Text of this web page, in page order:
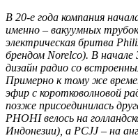
В 20-е года компания
именно – вакуумных
электрическая бритва
брендом Norelco). В
дизайн радио со
Примерно к тому же
эфир с коротковолновой
позже присоединилась
PHOHI велось на
Индонезии), а PCJJ – на